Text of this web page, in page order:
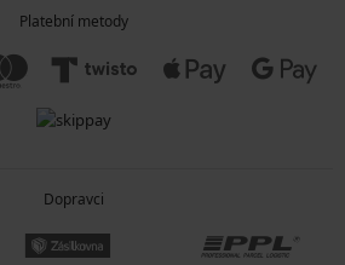
Platební metody
Dopravci